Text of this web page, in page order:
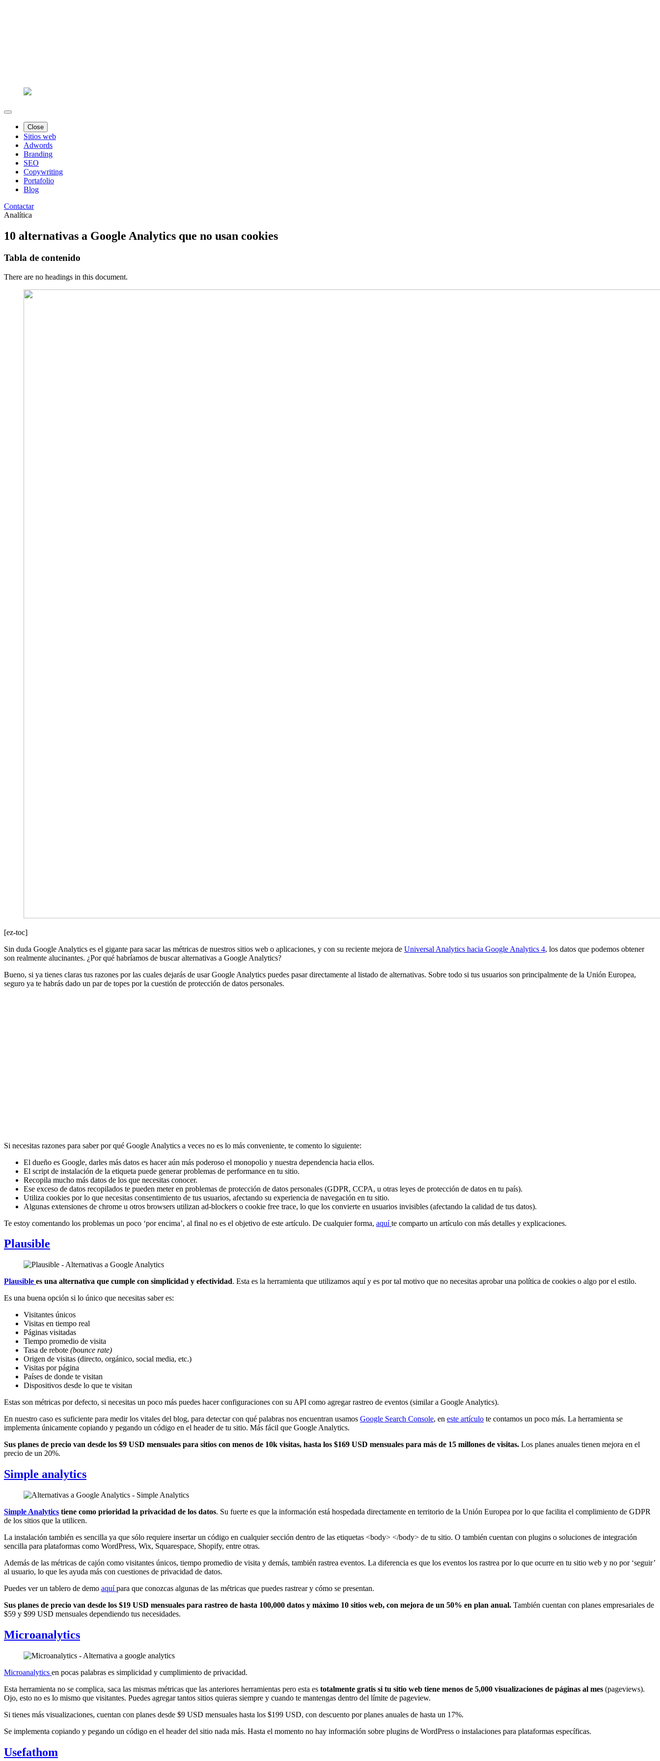
Close
Sitios web
Adwords
Branding
SEO
Copywriting
Portafolio
Blog
Contactar
Analítica
10 alternativas a Google Analytics que no usan cookies
Tabla de contenido
There are no headings in this document.
[ez-toc]
Sin duda Google Analytics es el gigante para sacar las métricas de nuestros sitios web o aplicaciones, y con su reciente mejora de Universal Analytics hacia Google Analytics 4, los datos que podemos obtener
son realmente alucinantes. ¿Por qué habríamos de buscar alternativas a Google Analytics?
Bueno, si ya tienes claras tus razones por las cuales dejarás de usar Google Analytics puedes pasar directamente al listado de alternativas. Sobre todo si tus usuarios son principalmente de la Unión Europea,
seguro ya te habrás dado un par de topes por la cuestión de protección de datos personales.
Si necesitas razones para saber por qué Google Analytics a veces no es lo más conveniente, te comento lo siguiente:
El dueño es Google, darles más datos es hacer aún más poderoso el monopolio y nuestra dependencia hacia ellos.
El script de instalación de la etiqueta puede generar problemas de performance en tu sitio.
Recopila mucho más datos de los que necesitas conocer.
Ese exceso de datos recopilados te pueden meter en problemas de protección de datos personales (GDPR, CCPA, u otras leyes de protección de datos en tu país).
Utiliza cookies por lo que necesitas consentimiento de tus usuarios, afectando su experiencia de navegación en tu sitio.
Algunas extensiones de chrome u otros browsers utilizan ad-blockers o cookie free trace, lo que los convierte en usuarios invisibles (afectando la calidad de tus datos).
Te estoy comentando los problemas un poco ‘por encima’, al final no es el objetivo de este artículo. De cualquier forma, aquíte comparto un artículo con más detalles y explicaciones.
Plausible
Plausible es una alternativa que cumple con simplicidad y efectividad. Esta es la herramienta que utilizamos aquí y es por tal motivo que no necesitas aprobar una política de cookies o algo por el estilo.
Es una buena opción si lo único que necesitas saber es:
Visitantes únicos
Visitas en tiempo real
Páginas visitadas
Tiempo promedio de visita
Tasa de rebote (bounce rate)
Origen de visitas (directo, orgánico, social media, etc.)
Visitas por página
Países de donde te visitan
Dispositivos desde lo que te visitan
Estas son métricas por defecto, si necesitas un poco más puedes hacer configuraciones con su API como agregar rastreo de eventos (similar a Google Analytics).
En nuestro caso es suficiente para medir los vitales del blog, para detectar con qué palabras nos encuentran usamos Google Search Console, en este artículo te contamos un poco más. La herramienta se
implementa únicamente copiando y pegando un código en el header de tu sitio. Más fácil que Google Analytics.
Sus planes de precio van desde los $9 USD mensuales para sitios con menos de 10k visitas, hasta los $169 USD mensuales para más de 15 millones de visitas. Los planes anuales tienen mejora en el
precio de un 20%.
Simple analytics
Simple Analytics tiene como prioridad la privacidad de los datos. Su fuerte es que la información está hospedada directamente en territorio de la Unión Europea por lo que facilita el complimiento de GDPR
de los sitios que la utilicen.
La instalación también es sencilla ya que sólo requiere insertar un código en cualquier sección dentro de las etiquetas <body> </body> de tu sitio. O también cuentan con plugins o soluciones de integración
sencilla para plataformas como WordPress, Wix, Squarespace, Shopify, entre otras.
Además de las métricas de cajón como visitantes únicos, tiempo promedio de visita y demás, también rastrea eventos. La diferencia es que los eventos los rastrea por lo que ocurre en tu sitio web y no por ‘seguir’
al usuario, lo que les ayuda más con cuestiones de privacidad de datos.
Puedes ver un tablero de demo aquípara que conozcas algunas de las métricas que puedes rastrear y cómo se presentan.
Sus planes de precio van desde los $19 USD mensuales para rastreo de hasta 100,000 datos y máximo 10 sitios web, con mejora de un 50% en plan anual. También cuentan con planes empresariales de
$59 y $99 USD mensuales dependiendo tus necesidades.
Microanalytics
Microanalytics en pocas palabras es simplicidad y cumplimiento de privacidad.
Esta herramienta no se complica, saca las mismas métricas que las anteriores herramientas pero esta es totalmente gratis si tu sitio web tiene menos de 5,000 visualizaciones de páginas al mes (pageviews).
Ojo, esto no es lo mismo que visitantes. Puedes agregar tantos sitios quieras siempre y cuando te mantengas dentro del límite de pageview.
Si tienes más visualizaciones, cuentan con planes desde $9 USD mensuales hasta los $199 USD, con descuento por planes anuales de hasta un 17%.
Se implementa copiando y pegando un código en el header del sitio nada más. Hasta el momento no hay información sobre plugins de WordPress o instalaciones para plataformas específicas.
Usefathom